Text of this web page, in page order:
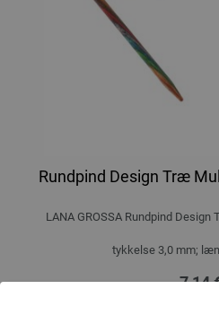
Rundpind Design Træ
LANA GROSSA Rundpind
tykkelse 3,0 mm;
7,14